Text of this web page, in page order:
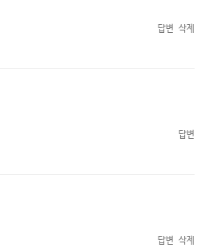
답변 삭제
답변
답변 삭제